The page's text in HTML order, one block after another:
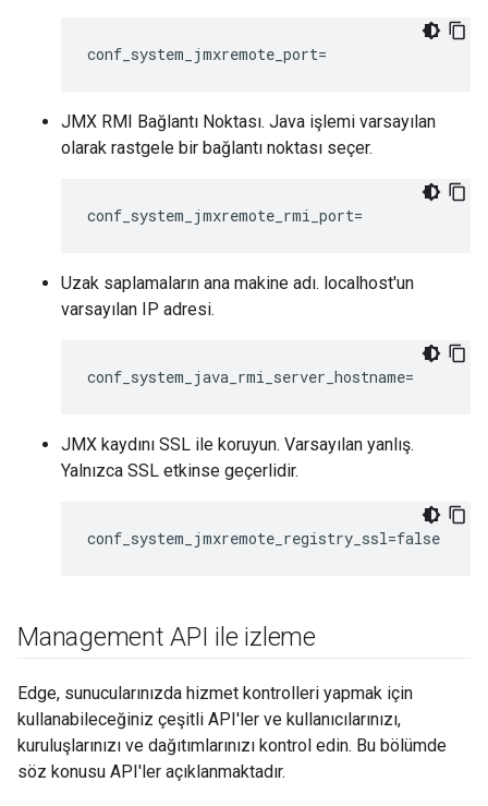
conf_system_jmxremote_port=
JMX RMI Bağlantı Noktası. Java işlemi varsayılan
olarak rastgele bir bağlantı noktası seçer.
conf_system_jmxremote_rmi_port=
Uzak saplamaların ana makine adı. localhost'un
varsayılan IP adresi.
conf_system_java_rmi_server_hostname=
JMX kaydını SSL ile koruyun. Varsayılan yanlış.
Yalnızca SSL etkinse geçerlidir.
conf_system_jmxremote_registry_ssl=false
Management API ile izleme
Edge, sunucularınızda hizmet kontrolleri yapmak için
kullanabileceğiniz çeşitli API'ler ve kullanıcılarınızı,
kuruluşlarınızı ve dağıtımlarınızı kontrol edin. Bu bölümde
söz konusu API'ler açıklanmaktadır.